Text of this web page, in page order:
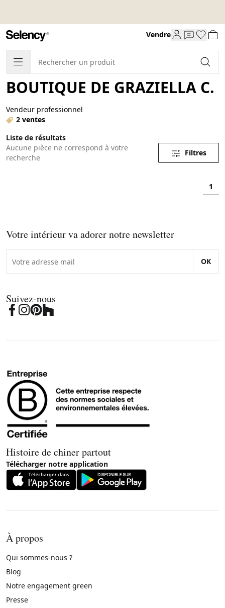
Vendre
BOUTIQUE DE GRAZIELLA C.
Vendeur professionnel
2 ventes
Liste de résultats
Aucune pièce ne correspond à votre
recherche
Filtres
1
Votre intérieur va adorer notre newsletter
OK
Suivez-nous
Histoire de chiner partout
Télécharger notre application
À propos
Qui sommes-nous ?
Blog
Notre engagement green
Presse